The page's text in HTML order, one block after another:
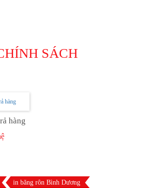
SÁCH
hàng
in băng rôn Bình Dương